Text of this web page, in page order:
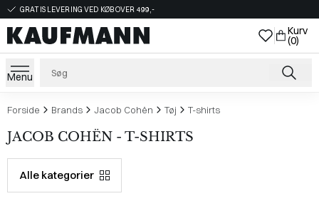
GRATIS LEVERING VED KØB OVER 499,-
Kurv
(0)
Menu
Forside Brands Jacob Cohën Tøj T-shirts
JACOB COHËN - T-SHIRTS
Alle kategorier